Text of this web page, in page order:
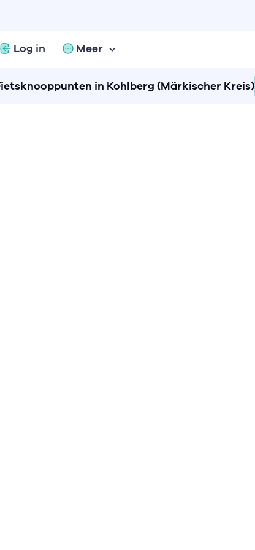
Log in Meer
in Kohlberg (Märkischer Kreis)